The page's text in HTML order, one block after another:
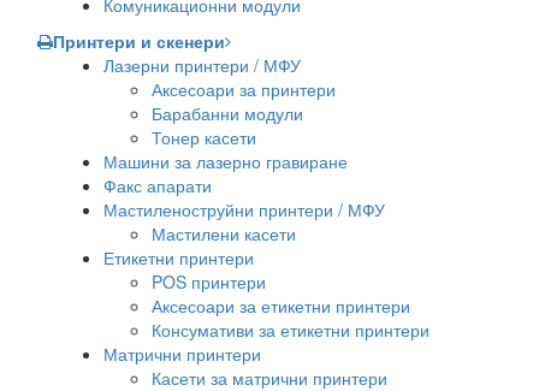
Комуникационни модули
Принтери и скенери
Лазерни принтери / МФУ
Аксесоари за принтери
Барабанни модули
Тонер касети
Машини за лазерно гравиране
Факс апарати
Мастиленоструйни принтери / МФУ
Мастилени касети
Етикетни принтери
POS принтери
Аксесоари за етикетни принтери
Консумативи за етикетни принтери
Матрични принтери
Касети за матрични принтери